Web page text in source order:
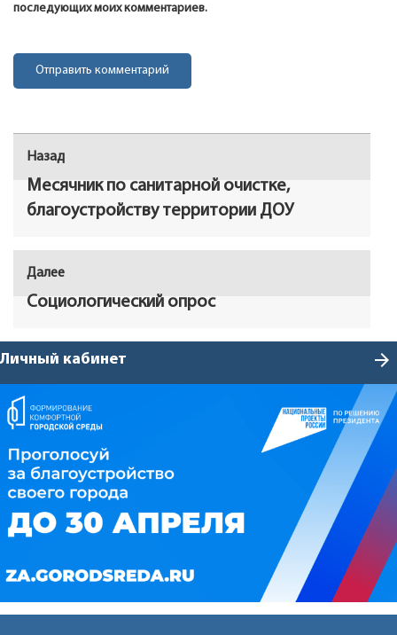
последующих моих комментариев.
Навигация
по
записям
Назад
Месячник по санитарной очистке,
благоустройству территории ДОУ
Далее
Социологический опрос
Личный кабинет arrow_forward